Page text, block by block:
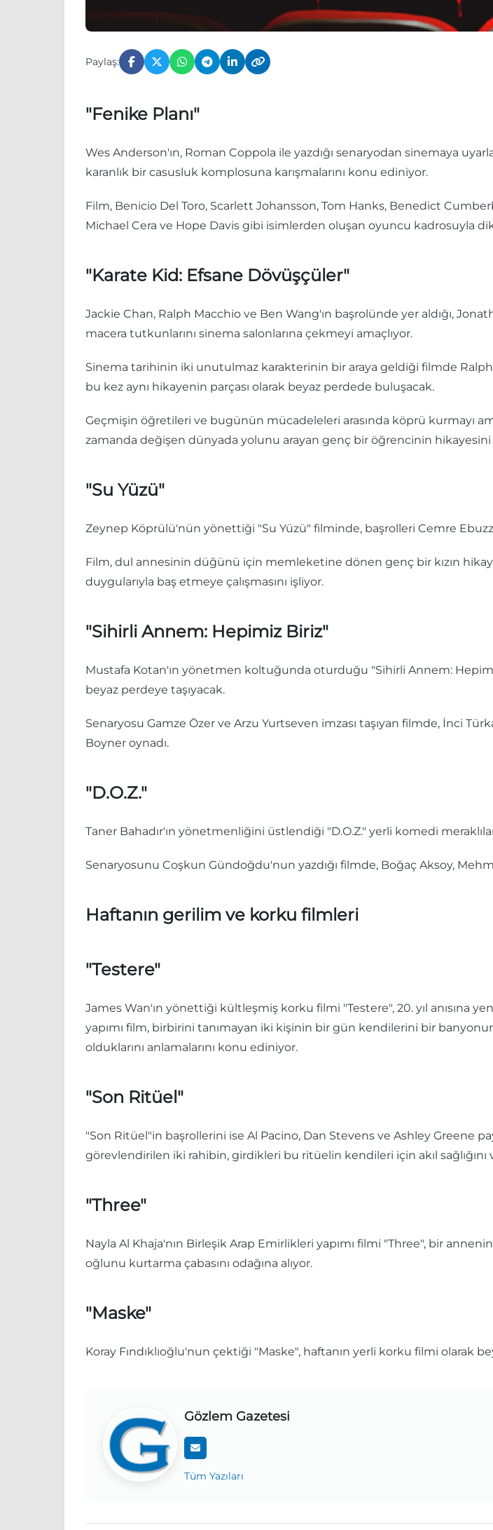
Paylaş:
"Fenike Planı"
Wes Anderson'ın, Roman Coppola ile yazdığı senaryodan sinemaya
karanlık bir casusluk komplosuna karışmalarını konu ediniyor.
Film, Benicio Del Toro, Scarlett Johansson, Tom Hanks, Benedict
Michael Cera ve Hope Davis gibi isimlerden oluşan oyuncu kadrosuyla
"Karate Kid: Efsane Dövüşçüler"
Jackie Chan, Ralph Macchio ve Ben Wang'ın başrolünde yer aldığı,
macera tutkunlarını sinema salonlarına çekmeyi amaçlıyor.
Sinema tarihinin iki unutulmaz karakterinin bir araya geldiği filmde
bu kez aynı hikayenin parçası olarak beyaz perdede buluşacak.
Geçmişin öğretileri ve bugünün mücadeleleri arasında köprü kurmayı
zamanda değişen dünyada yolunu arayan genç bir öğrencinin hikayesini
"Su Yüzü"
Zeynep Köprülü'nün yönettiği "Su Yüzü" filminde, başrolleri Cemre
Film, dul annesinin düğünü için memleketine dönen genç bir kızın
duygularıyla baş etmeye çalışmasını işliyor.
"Sihirli Annem: Hepimiz Biriz"
Mustafa Kotan'ın yönetmen koltuğunda oturduğu "Sihirli Annem:
beyaz perdeye taşıyacak.
Senaryosu Gamze Özer ve Arzu Yurtseven imzası taşıyan filmde, İnci
Boyner oynadı.
"D.O.Z."
Taner Bahadır'ın yönetmenliğini üstlendiği "D.O.Z." yerli komedi
Senaryosunu Coşkun Gündoğdu'nun yazdığı filmde, Boğaç Aksoy,
Haftanın gerilim ve korku filmleri
"Testere"
James Wan'ın yönettiği kültleşmiş korku filmi "Testere", 20. yıl anısına
yapımı film, birbirini tanımayan iki kişinin bir gün kendilerini bir
olduklarını anlamalarını konu ediniyor.
"Son Ritüel"
"Son Ritüel"in başrollerini ise Al Pacino, Dan Stevens ve Ashley Greene
görevlendirilen iki rahibin, girdikleri bu ritüelin kendileri için akıl
"Three"
Nayla Al Khaja'nın Birleşik Arap Emirlikleri yapımı filmi "Three", bir
oğlunu kurtarma çabasını odağına alıyor.
"Maske"
Koray Fındıklıoğlu'nun çektiği "Maske", haftanın yerli korku filmi olarak
Gözlem Gazetesi
Tüm Yazıları